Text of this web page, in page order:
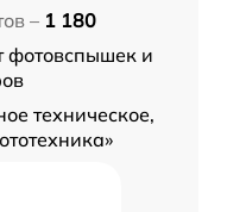
– 1 180
фотовспышек и
техническое,